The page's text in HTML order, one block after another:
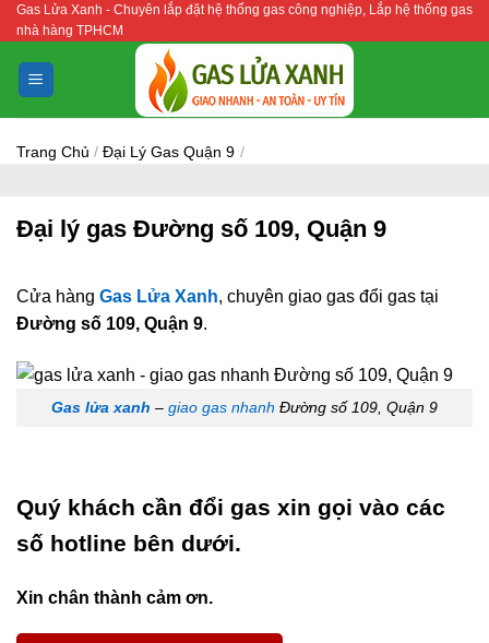
Bỏ
qua
nội
dung
Gas Lửa Xanh - Chuyên lắp đặt hệ thống gas công nghiệp, Lắp hệ thống gas
nhà hàng TPHCM
Trang Chủ / Đại Lý Gas Quận 9 /
Đại lý gas Đường số 109, Quận 9
Cửa hàng Gas Lửa Xanh, chuyên giao gas đổi gas tại
Đường số 109, Quận 9.
Gas lửa xanh – giao gas nhanh Đường số 109, Quận 9
Quý khách cần đổi gas xin gọi vào các
số hotline bên dưới.
Xin chân thành cảm ơn.